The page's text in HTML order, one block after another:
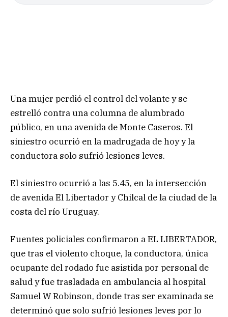
Una mujer perdió el control del volante y se
estrelló contra una columna de alumbrado
público, en una avenida de Monte Caseros. El
siniestro ocurrió en la madrugada de hoy y la
conductora solo sufrió lesiones leves.
El siniestro ocurrió a las 5.45, en la intersección
de avenida El Libertador y Chilcal de la ciudad de la
costa del río Uruguay.
Fuentes policiales confirmaron a EL LIBERTADOR,
que tras el violento choque, la conductora, única
ocupante del rodado fue asistida por personal de
salud y fue trasladada en ambulancia al hospital
Samuel W Robinson, donde tras ser examinada se
determinó que solo sufrió lesiones leves por lo